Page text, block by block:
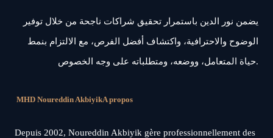
يضمن نور الدين باستمرار تحقيق شراكات ناجحة من خلال توفير
الوضوح والاحترافية، واكتشاف أفضل الفرص، مع الالتزام بنمط
حياة المتعامل، ووضعه، ومتطلباته على وجه الخصوص.
MHD Noureddin AkbiyikA propos
Depuis 2002, Noureddin Akbiyik gère professionnellement des